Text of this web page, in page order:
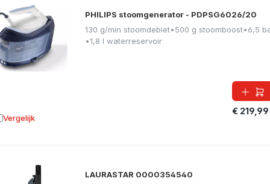
PHILIPS stoomgenerator - PDPSG6026/20
130 g/min stoomdebiet•500 g stoomboost•6,5
•1,8 l waterreservoir
€ 219,99
Vergelijk aan vergelijking
LAURASTAR 0000354540